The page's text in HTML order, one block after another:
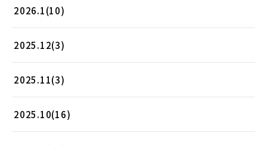
2026.1(10)
2025.12(3)
2025.11(3)
2025.10(16)